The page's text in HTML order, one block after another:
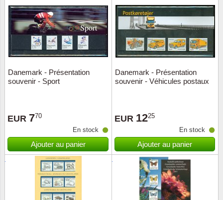
Danemark - Présentation
souvenir - Sport
EUR 770
En stock
Ajouter au panier
Danemark - Présentation
souvenir - Véhicules postaux
EUR 1225
En stock
Ajouter au panier